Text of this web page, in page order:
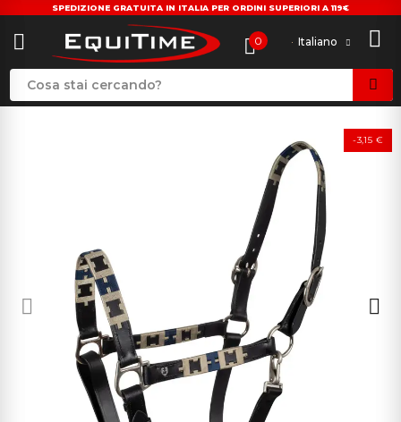
SPEDIZIONE GRATUITA IN ITALIA PER ORDINI SUPERIORI A 119€
0 Italiano
-3,15 €